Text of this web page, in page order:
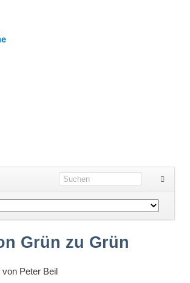
Grün zu Grün
von Peter Beil